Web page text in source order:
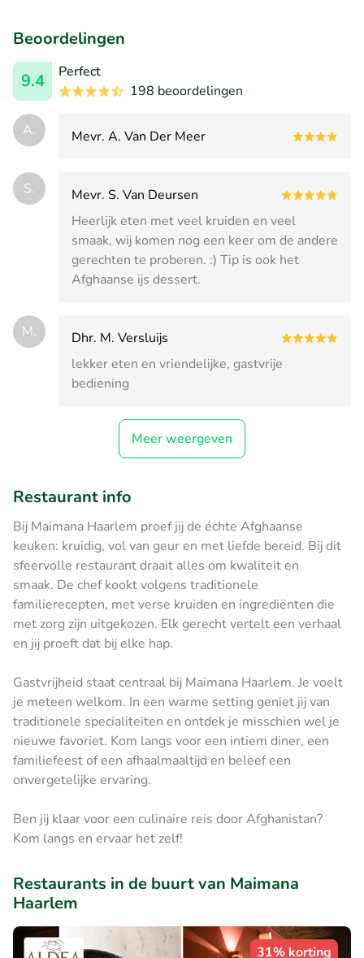
Beoordelingen
9.4
Perfect
198 beoordelingen
A. Mevr. A. Van Der Meer
S.
Mevr. S. Van Deursen
Heerlijk eten met veel kruiden en veel
smaak, wij komen nog een keer om de andere
gerechten te proberen. :) Tip is ook het
Afghaanse ijs dessert.
M.
Dhr. M. Versluijs
lekker eten en vriendelijke, gastvrije
bediening
Meer weergeven
Restaurant info
Bij Maimana Haarlem proef jij de échte Afghaanse
keuken: kruidig, vol van geur en met liefde bereid. Bij dit
sfeervolle restaurant draait alles om kwaliteit en
smaak. De chef kookt volgens traditionele
familierecepten, met verse kruiden en ingrediënten die
met zorg zijn uitgekozen. Elk gerecht vertelt een verhaal
en jij proeft dat bij elke hap.
Gastvrijheid staat centraal bij Maimana Haarlem. Je voelt
je meteen welkom. In een warme setting geniet jij van
traditionele specialiteiten en ontdek je misschien wel je
nieuwe favoriet. Kom langs voor een intiem diner, een
familiefeest of een afhaalmaaltijd en beleef een
onvergetelijke ervaring.
Ben jij klaar voor een culinaire reis door Afghanistan?
Kom langs en ervaar het zelf!
Restaurants in de buurt van Maimana
Haarlem
31% korting